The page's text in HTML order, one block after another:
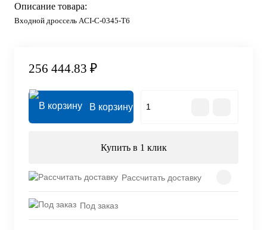
Описание товара:
Входной дроссель ACI-C-0345-T6
256 444.83 ₽
В корзину
Купить в 1 клик
Рассчитать доставку
Под заказ